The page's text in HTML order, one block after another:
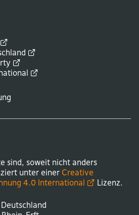
sind, soweit nicht anders
unter einer Creative
4.0 International Lizenz.